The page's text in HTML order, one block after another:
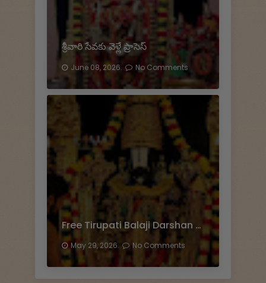
శ్రీవారి సేవకు వెళ్లే ప్రాసెస్
June 08, 2026. No Comments
Free Tirupati Balaji Darshan Scheme
May 29, 2026. No Comments